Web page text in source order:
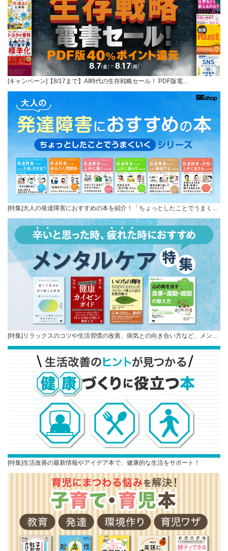
[キャンペーン]【8/17まで】AI時代の生存戦略セール！ PDF版電…
[特集]大人の発達障害におすすめの本を紹介！「ちょっとしたことでうまく…
[特集]リラックスのコツや生活習慣の改善、病気との向き合い方など、メン…
[特集]生活改善の最新情報やアイデア本で、健康的な生活をサポート！